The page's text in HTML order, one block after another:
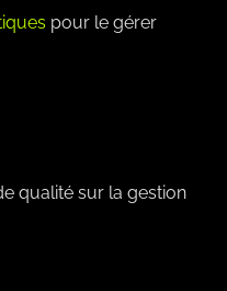
pour le gérer
qualité sur la gestion